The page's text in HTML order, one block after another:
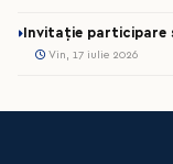
Invitație participare
Vin, 17 iulie 2026